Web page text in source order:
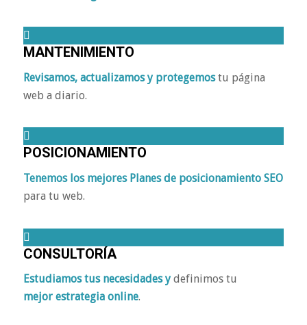
MANTENIMIENTO
Revisamos, actualizamos y protegemostu página
web a diario.
POSICIONAMIENTO
Tenemos los mejores Planes de posicionamiento SEO
para tu web.
CONSULTORÍA
Estudiamos tus necesidades ydefinimos tu
mejor estrategia online.